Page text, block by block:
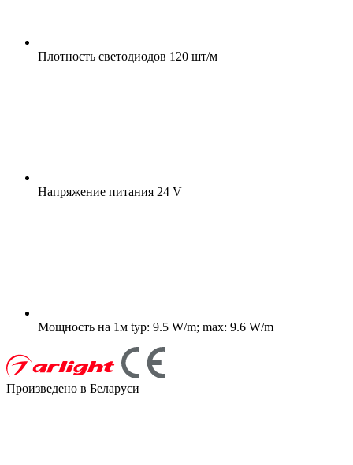
Плотность светодиодов 120 шт/м
Напряжение питания 24 V
Мощность на 1м typ: 9.5 W/m; max: 9.6 W/m
Произведено в Беларуси